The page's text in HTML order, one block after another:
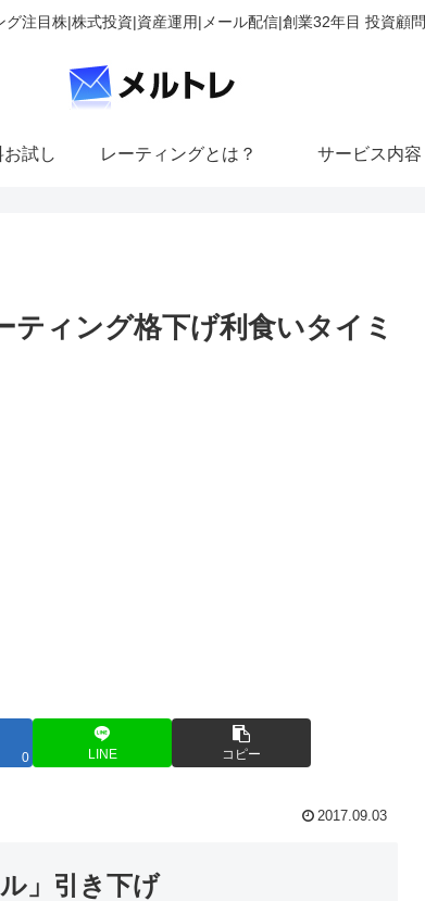
グ注目株|株式投資|資産運用|メール配信|創業32年目 投資顧問
お試し レーティングとは？ サービス内容
ィング格下げ利食いタイミ
0 LINE コピー
2017.09.03
」引き下げ